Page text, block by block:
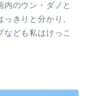
内のウン・ダノと
きりと分かり、
なども私はけっこ